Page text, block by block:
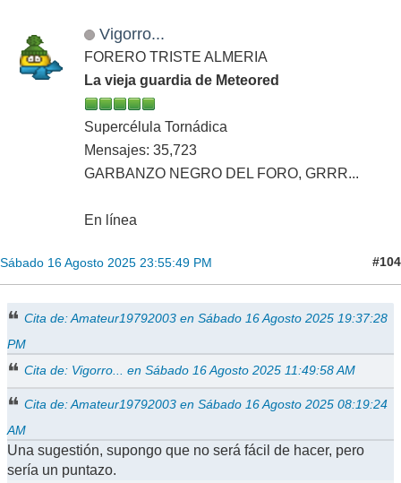
Vigorro...
FORERO TRISTE ALMERIA
La vieja guardia de Meteored
Supercélula Tornádica
Mensajes: 35,723
GARBANZO NEGRO DEL FORO, GRRR...
En línea
Sábado 16 Agosto 2025 23:55:49 PM #104
Cita de: Amateur19792003 en Sábado 16 Agosto 2025 19:37:28
PM
Cita de: Vigorro... en Sábado 16 Agosto 2025 11:49:58 AM
Cita de: Amateur19792003 en Sábado 16 Agosto 2025 08:19:24
AM
Una sugestión, supongo que no será fácil de hacer, pero
sería un puntazo.